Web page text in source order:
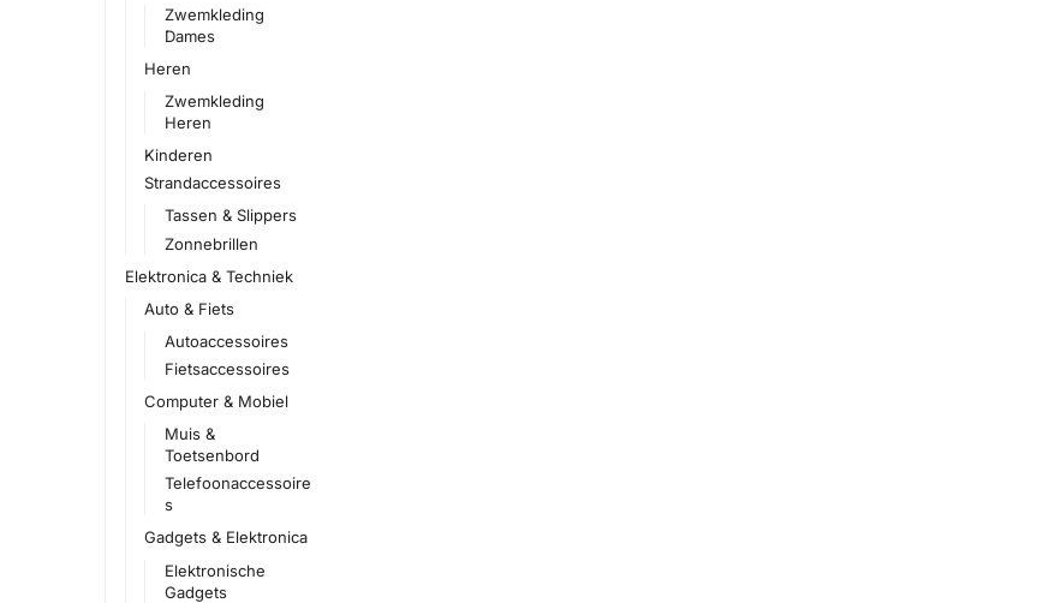
Zwemkleding
Dames
Heren
Zwemkleding
Heren
Kinderen
Strandaccessoires
Tassen & Slippers
Zonnebrillen
Elektronica & Techniek
Auto & Fiets
Autoaccessoires
Fietsaccessoires
Computer & Mobiel
Muis &
Toetsenbord
Telefoonaccessoire
s
Gadgets & Elektronica
Elektronische
Gadgets